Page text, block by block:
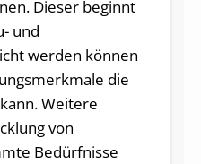
Dieser beginnt
und
werden können
die
Weitere
von
Bedürfnisse